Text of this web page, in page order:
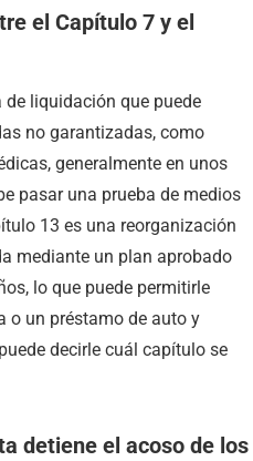
el Capítulo 7 y el
liquidación que puede
no garantizadas, como
generalmente en unos
pasar una prueba de medios
13 es una reorganización
mediante un plan aprobado
lo que puede permitirle
o un préstamo de auto y
decirle cuál capítulo se
detiene el acoso de los